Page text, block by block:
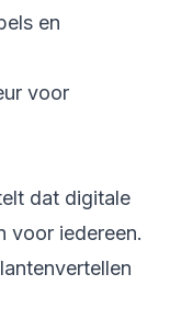
en
voor
dat digitale
voor iedereen.